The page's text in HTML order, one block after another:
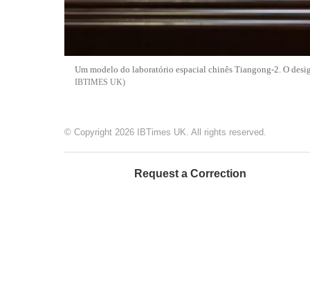
Um modelo do laboratório espacial chinês Tiangong-2. O
IBTIMES UK
© Copyright 2026 IBTimes UK. All rights reserved.
Request a Correction